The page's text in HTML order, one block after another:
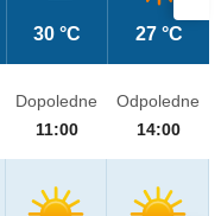
30 °C 27 °C
Dopoledne
11:00
Odpoledne
14:00